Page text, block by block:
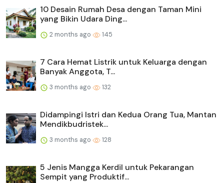
10 Desain Rumah Desa dengan Taman Mini
yang Bikin Udara Ding...
2 months ago 145
7 Cara Hemat Listrik untuk Keluarga dengan
Banyak Anggota, T...
3 months ago 132
Didampingi Istri dan Kedua Orang Tua, Mantan
Mendikbudristek...
3 months ago 128
5 Jenis Mangga Kerdil untuk Pekarangan
Sempit yang Produktif...